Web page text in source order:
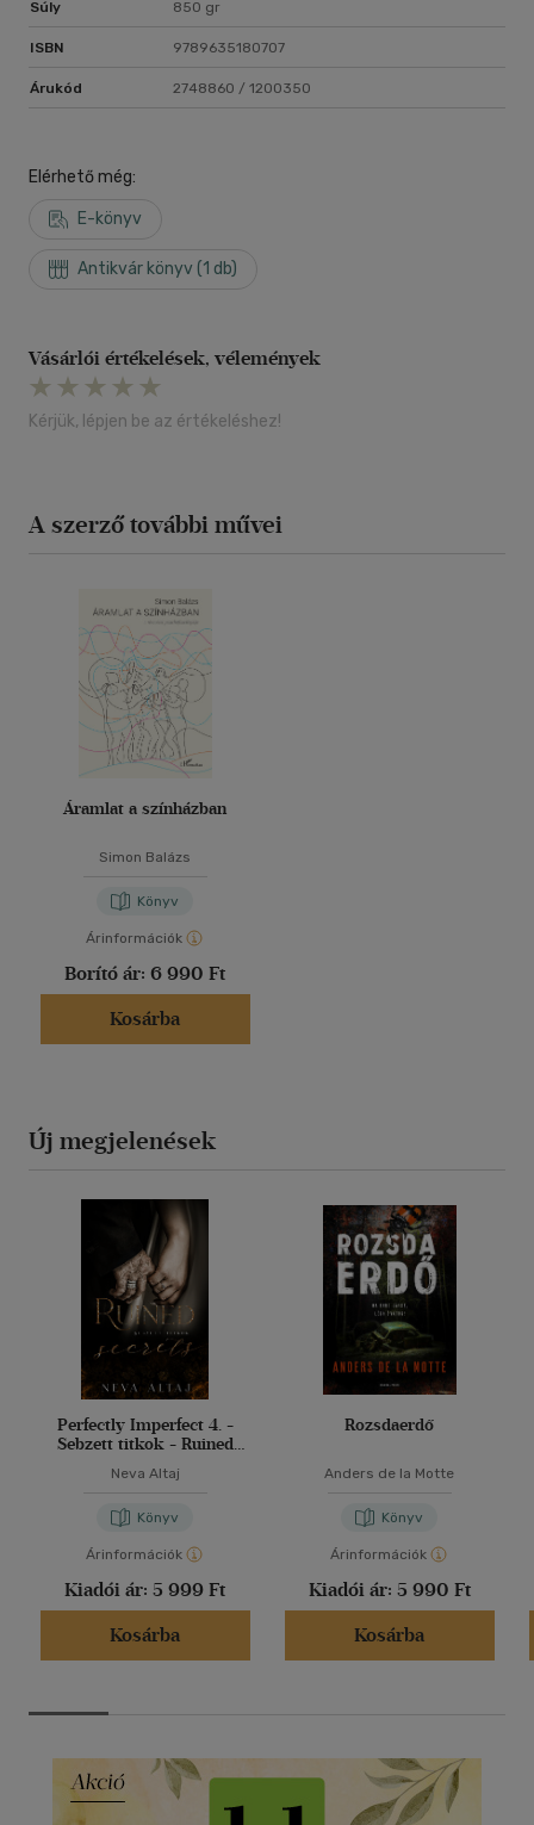
Súly 850 gr
ISBN 9789635180707
Árukód 2748860 / 1200350
Elérhető még:
E-könyv
Antikvár könyv (1 db)
Vásárlói értékelések, vélemények
Kérjük, lépjen be az értékeléshez!
A szerző további művei
Áramlat a színházban
Simon Balázs
Könyv
Árinformációk
Borító ár: 6 990 Ft
Kosárba
Új megjelenések
Perfectly Imperfect 4. -
Sebzett titkok - Ruined
Neva Altaj
Könyv
Árinformációk
Kiadói ár: 5 999 Ft
Kosárba
Rozsdaerdő
Anders de la Motte
Könyv
Árinformációk
Kiadói ár: 5 990 Ft
Kosárba